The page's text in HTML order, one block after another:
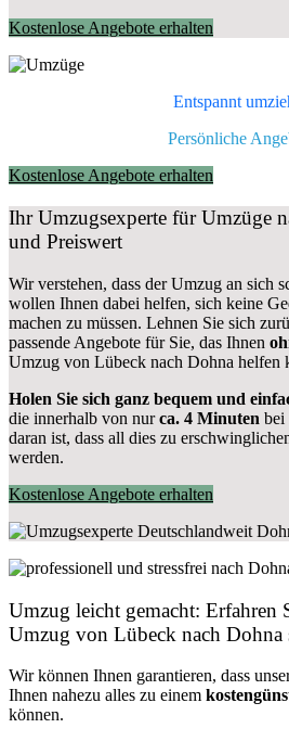
Kostenlose Angebote erhalten
Entspannt
Persönliche
Kostenlose Angebote erhalten
Ihr Umzugsexperte für Umzüge
und Preiswert
Wir verstehen, dass der Umzug an sich
wollen Ihnen dabei helfen, sich keine
machen zu müssen. Lehnen Sie sich
passende Angebote für Sie, das Ihnen
Umzug von Lübeck nach Dohna helfen
Holen Sie sich ganz bequem und
die innerhalb von nurca. 4 Minuten bei
daran ist, dass all dies zu
werden.
Kostenlose Angebote erhalten
Umzug leicht gemacht: Erfahren
Umzug von Lübeck nach Dohna
Wir können Ihnen garantieren, dass
Ihnen nahezu alles zu einem
können.